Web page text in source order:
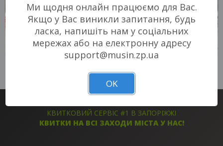
КВИТКИ КВИТКИ
КВИТКОВИЙ СЕРВІС #1 В ЗАПОРІЖЖІ
КВИТКИ НА ВСІ ЗАХОДИ МІСТА У НАС!
Ми щодня онлайн працюємо для Вас.
Якщо у Вас виникли запитання, будь
ласка, напишіть нам у соціальних
мережах або на електронну адресу
support@musin.zp.ua
OK